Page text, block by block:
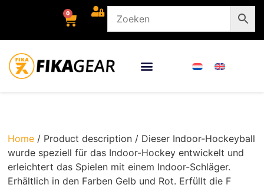
0
Home / Product description / Dieser Indoor-Hockeyball
wurde speziell für das Indoor-Hockey entwickelt und
erleichtert das Spielen mit einem Indoor-Schläger.
Erhältlich in den Farben Gelb und Rot. Erfüllt die F